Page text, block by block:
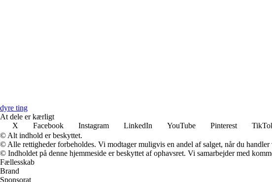
dyre ting
At dele er kærligt
X
Facebook Instagram LinkedIn YouTube Pinterest
© Alt indhold er beskyttet.
© Alle rettigheder forbeholdes. Vi modtager muligvis en andel af salget, når du handler
© Indholdet på denne hjemmeside er beskyttet af ophavsret. Vi samarbejder med
Fællesskab
Brand
Sponsorat